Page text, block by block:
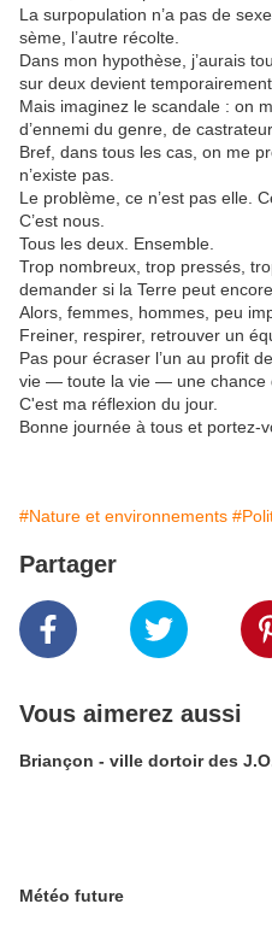
La surpopulation n’a pas de
sème, l’autre récolte.
Dans mon hypothèse, j’aurais
sur deux devient temporairement
Mais imaginez le scandale : on
d’ennemi du genre, de
Bref, dans tous les cas, on me
n’existe pas.
Le problème, ce n’est pas elle.
C’est nous.
Tous les deux. Ensemble.
Trop nombreux, trop pressés,
demander si la Terre peut
Alors, femmes, hommes, peu
Freiner, respirer, retrouver un
Pas pour écraser l’un au profit
vie — toute la vie — une chance
C'est ma réflexion du jour.
Bonne journée à tous et portez-
#Nature et environnements
Partager
Vous aimerez aussi
Briançon - ville dortoir des
Météo future